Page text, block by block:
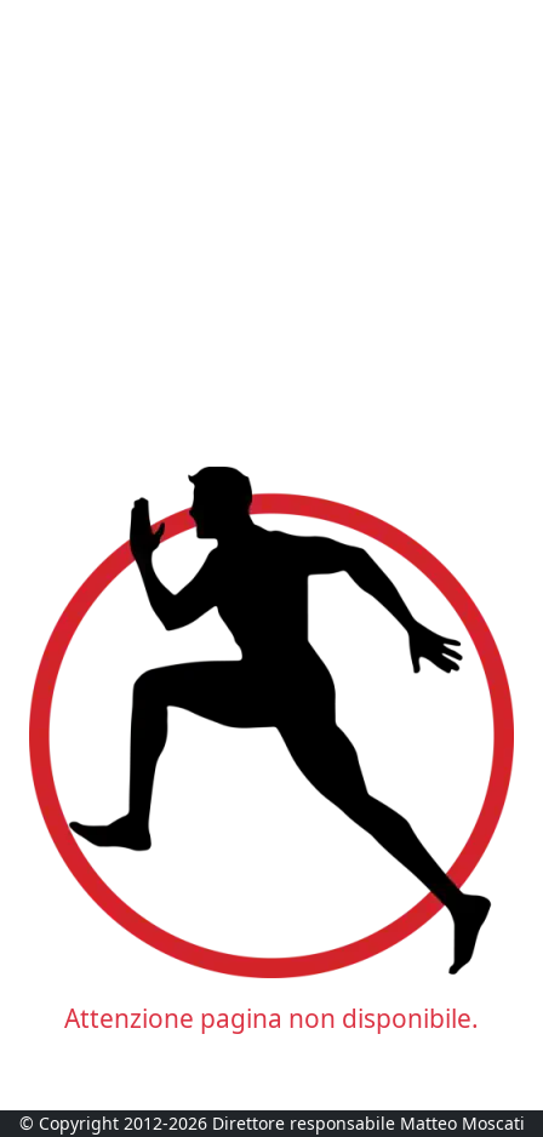
Attenzione pagina non disponibile.
© Copyright 2012-2026 Direttore responsabile Matteo Moscati